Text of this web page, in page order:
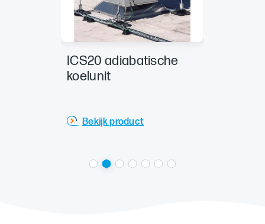
ICS20 adiabatische
koelunit
Bekijk product